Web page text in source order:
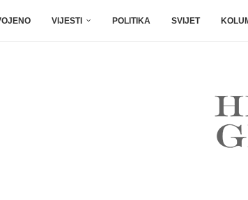
VIJESTI POLITIKA SVIJET